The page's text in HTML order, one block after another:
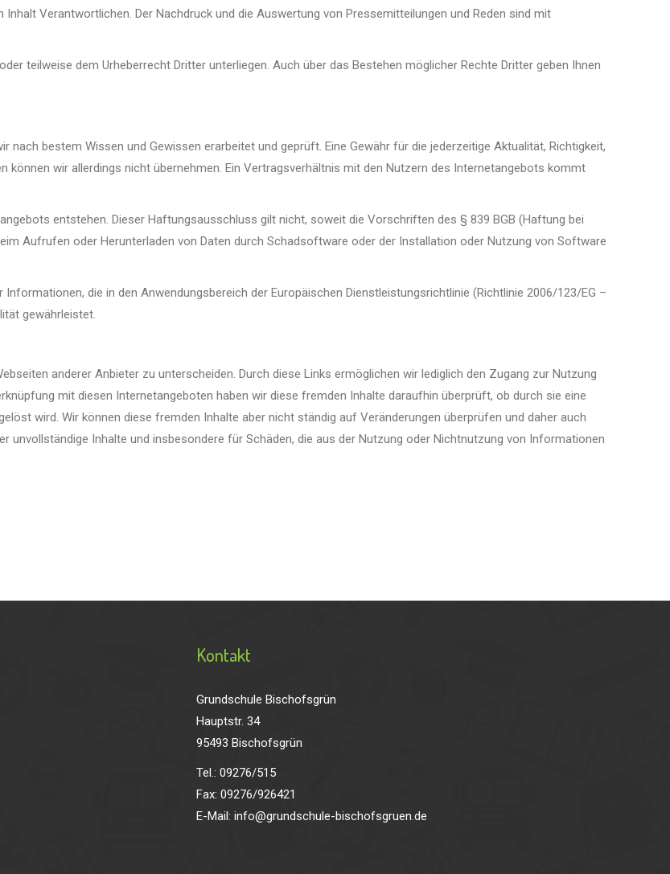
Verantwortlichen. Der Nachdruck und die Auswertung von Pressemitteilungen und Reden sind mit
teilweise dem Urheberrecht Dritter unterliegen. Auch über das Bestehen möglicher Rechte Dritter geben Ihnen
bestem Wissen und Gewissen erarbeitet und geprüft. Eine Gewähr für die jederzeitige Aktualität, Richtigkeit,
wir allerdings nicht übernehmen. Ein Vertragsverhältnis mit den Nutzern des Internetangebots kommt
entstehen. Dieser Haftungsausschluss gilt nicht, soweit die Vorschriften des § 839 BGB (Haftung bei
Aufrufen oder Herunterladen von Daten durch Schadsoftware oder der Installation oder Nutzung von Software
die in den Anwendungsbereich der Europäischen Dienstleistungsrichtlinie (Richtlinie 2006/123/EG –
gewährleistet.
anderer Anbieter zu unterscheiden. Durch diese Links ermöglichen wir lediglich den Zugang zur Nutzung
mit diesen Internetangeboten haben wir diese fremden Inhalte daraufhin überprüft, ob durch sie eine
wird. Wir können diese fremden Inhalte aber nicht ständig auf Veränderungen überprüfen und daher auch
unvollständige Inhalte und insbesondere für Schäden, die aus der Nutzung oder Nichtnutzung von Informationen
Kontakt
Grundschule Bischofsgrün
Hauptstr. 34
95493 Bischofsgrün
Tel.: 09276/515
Fax: 09276/926421
E-Mail: info@grundschule-bischofsgruen.de